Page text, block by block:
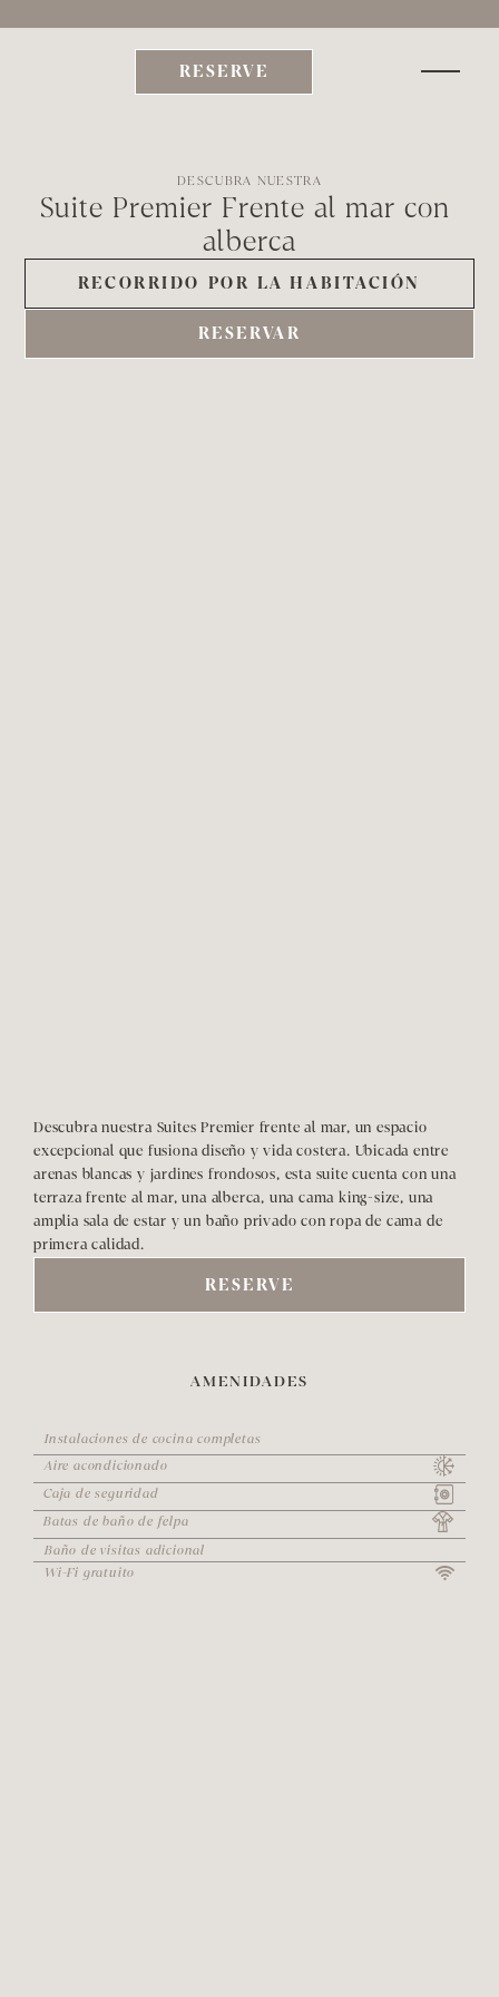
RESERVE
DESCUBRA NUESTRA
Suite Premier Frente al mar con
alberca
RECORRIDO POR LA HABITACIÓN
RESERVAR
Descubra nuestra Suites Premier frente al mar, un espacio
excepcional que fusiona diseño y vida costera. Ubicada entre
arenas blancas y jardines frondosos, esta suite cuenta con una
terraza frente al mar, una alberca, una cama king-size, una
amplia sala de estar y un baño privado con ropa de cama de
primera calidad.
RESERVE
AMENIDADES
Instalaciones de cocina completas
Baño de visitas adicional
Aire acondicionado
Caja de seguridad
Batas de baño de felpa
Wi-Fi gratuito